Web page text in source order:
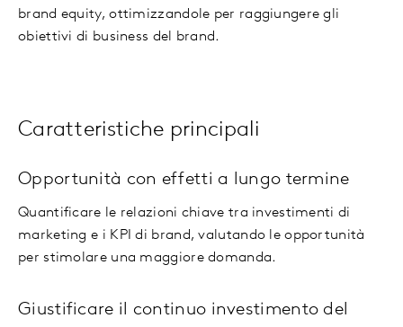
brand equity, ottimizzandole per raggiungere gli
obiettivi di business del brand.
Caratteristiche principali
Opportunità con effetti a lungo termine
Quantificare le relazioni chiave tra investimenti di
marketing e i KPI di brand, valutando le opportunità
per stimolare una maggiore domanda.
Giustificare il continuo investimento del